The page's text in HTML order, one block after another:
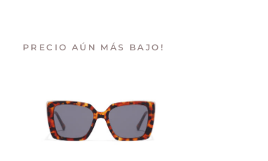
PRECIO AÚN MÁS BAJO!